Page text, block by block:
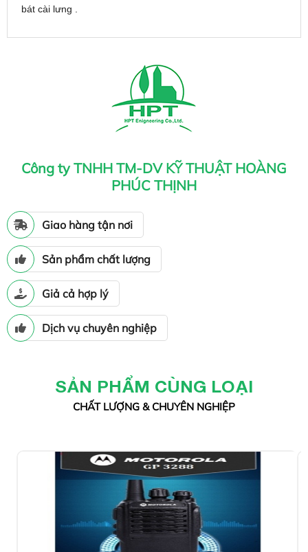
bát cài lưng .
Công ty TNHH TM-DV KỸ THUẬT HOÀNG
PHÚC THỊNH
Giao hàng tận nơi
Sản phẩm chất lượng
Giả cả hợp lý
Dịch vụ chuyên nghiệp
SẢN PHẨM CÙNG LOẠI
CHẤT LƯỢNG & CHUYÊN NGHIỆP